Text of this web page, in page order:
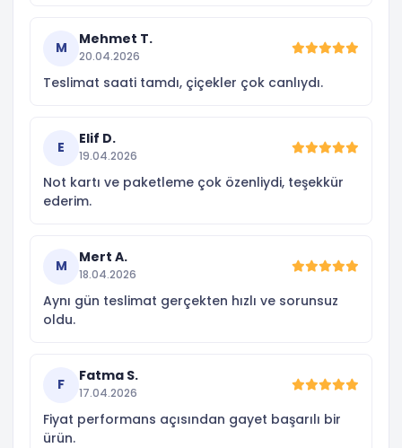
M
Mehmet T.
20.04.2026
Teslimat saati tamdı, çiçekler çok canlıydı.
E
Elif D.
19.04.2026
Not kartı ve paketleme çok özenliydi, teşekkür
ederim.
M
Mert A.
18.04.2026
Aynı gün teslimat gerçekten hızlı ve sorunsuz
oldu.
F
Fatma S.
17.04.2026
Fiyat performans açısından gayet başarılı bir
ürün.